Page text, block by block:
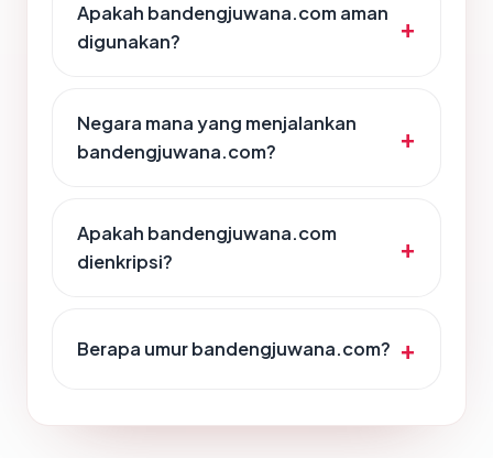
Apakah bandengjuwana.com aman
digunakan?
Negara mana yang menjalankan
bandengjuwana.com?
Apakah bandengjuwana.com
dienkripsi?
Berapa umur bandengjuwana.com?